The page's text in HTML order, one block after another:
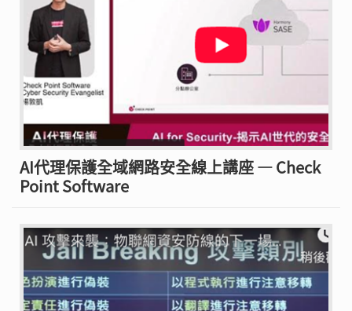
AI代理保護全域網路安全線上講座 — Check
Point Software